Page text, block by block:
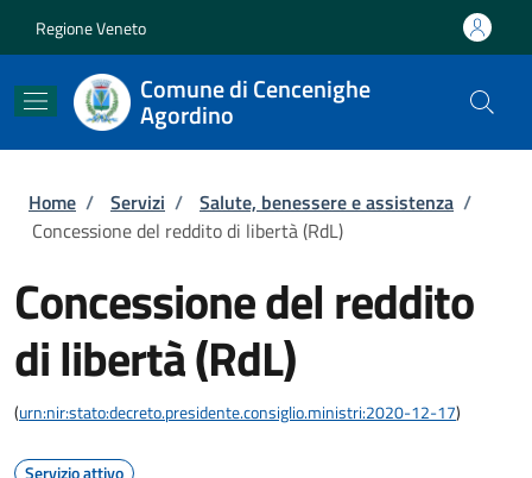
Regione Veneto
Comune di Cencenighe
Agordino
Briciole di pane
Home / Servizi / Salute, benessere e assistenza /
Concessione del reddito di libertà (RdL)
Concessione del reddito
di libertà (RdL)
(urn:nir:stato:decreto.presidente.consiglio.ministri:2020-12-17)
Servizio attivo